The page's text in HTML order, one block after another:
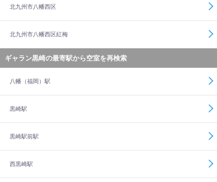
北九州市八幡西区
北九州市八幡西区紅梅
ギャラン黒崎の最寄駅から空室を再検索
八幡（福岡）駅
黒崎駅
黒崎駅前駅
西黒崎駅